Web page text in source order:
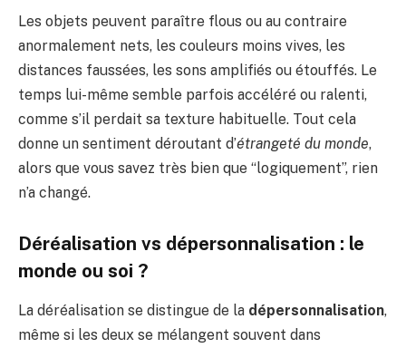
Les objets peuvent paraître flous ou au contraire
anormalement nets, les couleurs moins vives, les
distances faussées, les sons amplifiés ou étouffés. Le
temps lui-même semble parfois accéléré ou ralenti,
comme s’il perdait sa texture habituelle. Tout cela
donne un sentiment déroutant d’étrangeté du monde,
alors que vous savez très bien que “logiquement”, rien
n’a changé.
Déréalisation vs dépersonnalisation : le
monde ou soi ?
La déréalisation se distingue de la dépersonnalisation,
même si les deux se mélangent souvent dans